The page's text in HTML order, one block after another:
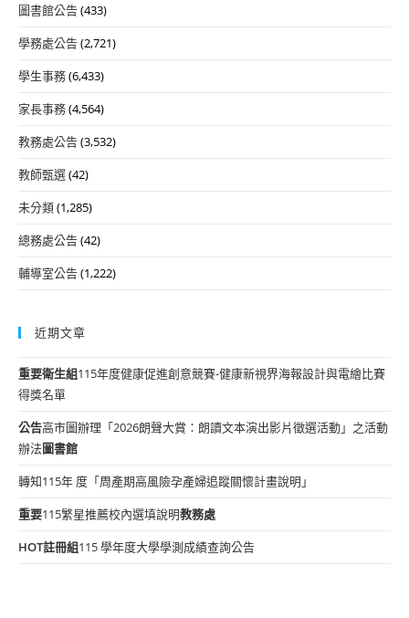
圖書館公告(433)
學務處公告(2,721)
學生事務(6,433)
家長事務(4,564)
教務處公告(3,532)
教師甄選(42)
未分類(1,285)
總務處公告(42)
輔導室公告(1,222)
近期文章
重要衛生組115年度健康促進創意競賽-健康新視界海報設計與電繪比賽
得獎名單
公告高市圖辦理「2026朗聲大賞：朗讀文本演出影片徵選活動」之活動
辦法圖書館
轉知115年 度「周產期高風險孕產婦追蹤關懷計畫說明」
重要115繁星推薦校內選填說明教務處
HOT註冊組115 學年度大學學測成績查詢公告